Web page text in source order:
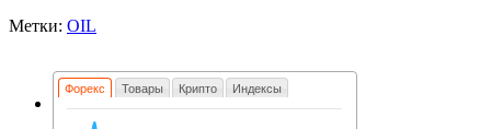
Метки: OIL
Форекс Товары Крипто Индексы